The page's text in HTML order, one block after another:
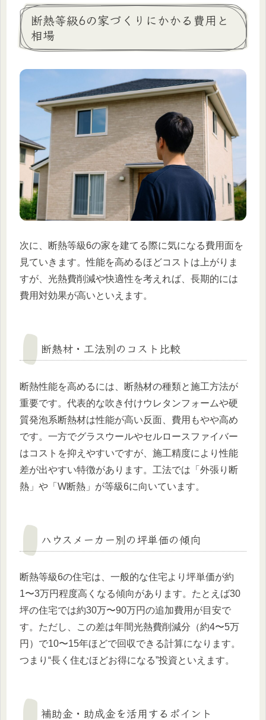
断熱等級6の家づくりにかかる費用と
相場
次に、断熱等級6の家を建てる際に気になる費用面を
見ていきます。性能を高めるほどコストは上がりま
すが、光熱費削減や快適性を考えれば、長期的には
費用対効果が高いといえます。
断熱材・工法別のコスト比較
断熱性能を高めるには、断熱材の種類と施工方法が
重要です。代表的な吹き付けウレタンフォームや硬
質発泡系断熱材は性能が高い反面、費用もやや高め
です。一方でグラスウールやセルロースファイバー
はコストを抑えやすいですが、施工精度により性能
差が出やすい特徴があります。工法では「外張り断
熱」や「W断熱」が等級6に向いています。
ハウスメーカー別の坪単価の傾向
断熱等級6の住宅は、一般的な住宅より坪単価が約
1〜3万円程度高くなる傾向があります。たとえば30
坪の住宅では約30万〜90万円の追加費用が目安で
す。ただし、この差は年間光熱費削減分（約4〜5万
円）で10〜15年ほどで回収できる計算になります。
つまり“長く住むほどお得になる”投資といえます。
補助金・助成金を活用するポイント